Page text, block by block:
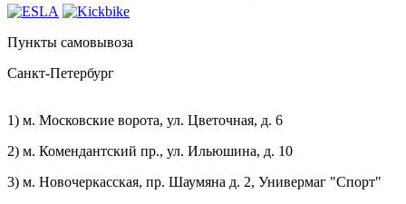
Пункты самовывоза
Санкт-Петербург
1) м. Московские ворота, ул. Цветочная, д. 6
2) м. Комендантский пр., ул. Ильюшина, д. 10
3) м. Новочеркасская, пр. Шаумяна д. 2, Универмаг "Спорт"